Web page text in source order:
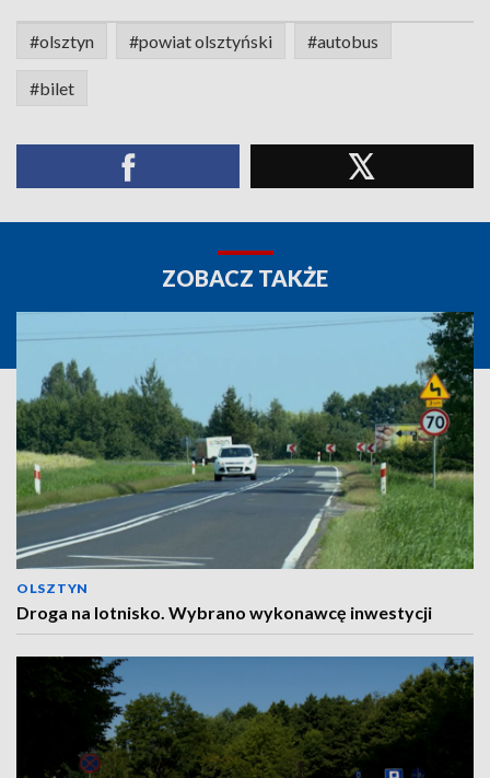
#olsztyn #powiat olsztyński #autobus
#bilet
ZOBACZ TAKŻE
OLSZTYN
Droga na lotnisko. Wybrano wykonawcę inwestycji